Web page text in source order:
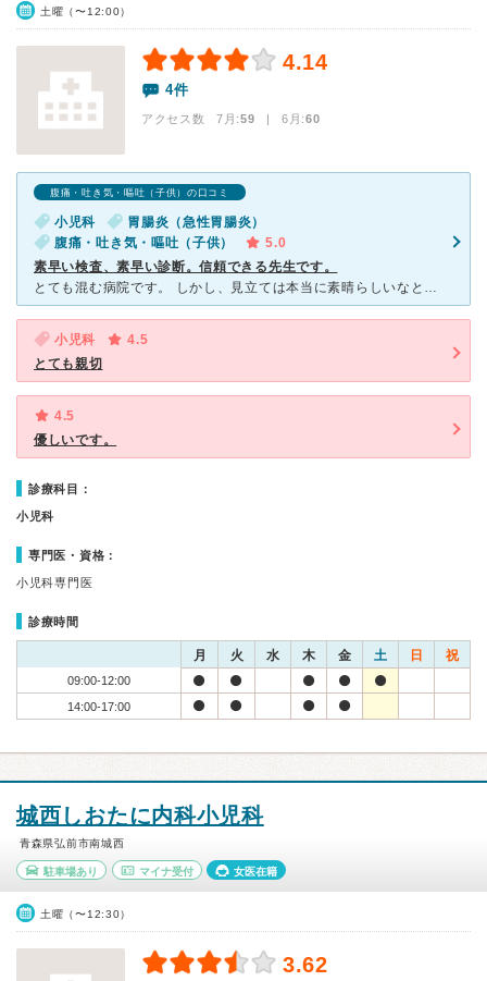
土曜（〜12:00）
4.14
4件
アクセス数 7月:59 | 6月:60
腹痛・吐き気・嘔吐（子供）の口コミ
小児科
胃腸炎（急性胃腸炎）
腹痛・吐き気・嘔吐（子供）
5.0
素早い検査、素早い診断。信頼できる先生です。
とても混む病院です。 しかし、見立ては本当に素晴らしいなと思うのが感想です。 うちは子供が吐いたことで通院しましたが、窓口で症状を伝えるとすぐに顔を見て尿検査をしました。 そうしたらひどい脱水状
小児科
4.5
とても親切
4.5
優しいです。
診療科目：
小児科
専門医・資格：
小児科専門医
診療時間
月 火 水 木 金 土 日 祝
09:00-12:00
14:00-17:00
城西しおたに内科小児科
青森県弘前市南城西
駐車場あり マイナ受付 女医在籍
土曜（〜12:30）
3.62